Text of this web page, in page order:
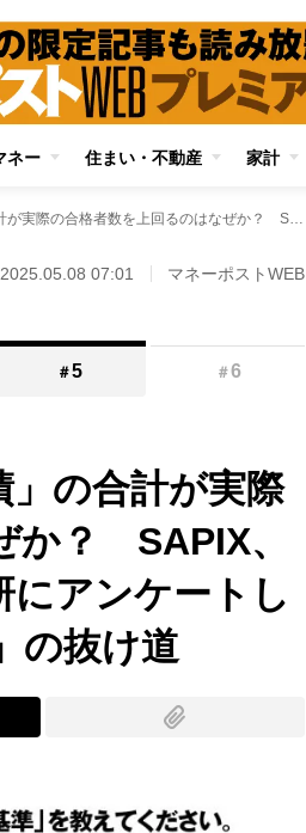
ネー 住まい・不動産 家計
大手中学受験塾の「合格実績」の合計が実際の合格者数を上回るのはなぜか？ SAPIX、早稲アカ、四谷大塚、日能研にアンケートしてわかった「カウント方法」の抜け道
2025.05.08 07:01 マネーポストWEB
＃5 ＃6
」の合計が実際
か？ SAPIX、
にアンケートし
の抜け道